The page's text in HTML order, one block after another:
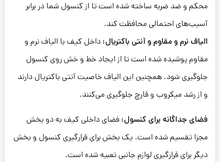
محکم و ضد ضربه ساخته شده است تا از کنسول شما در برابر
آسیب‌های احتمالی محافظت کند.
الیاف نرم و مقاوم و آنتی باکتریال: داخل کیف با الیاف نرم و
مقاوم پوشیده شده است تا از ایجاد خط و خش روی کنسول
جلوگیری شود. همچنین این الیاف خاصیت آنتی باکتریال دارند
و از رشد میکروب و قارچ جلوگیری می‌کنند.
فضای جداگانه برای کنسول: فضای داخلی کیف به دو بخش
مجزا تقسیم شده است. یک بخش برای قرارگیری کنسول و بخش
دیگر برای قرارگیری لوازم جانبی تعبیه شده است.